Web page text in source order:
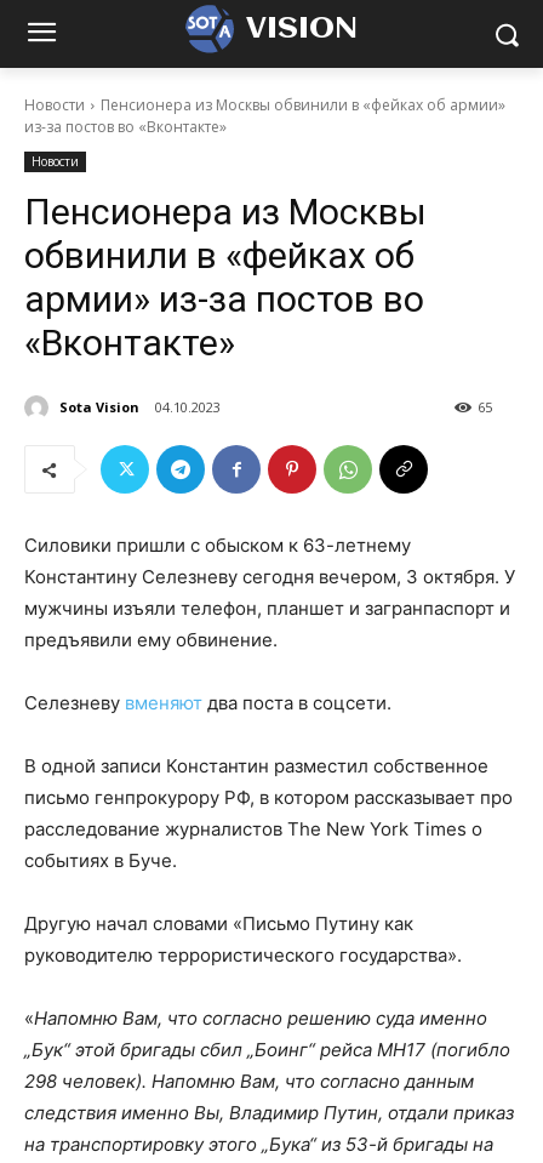
VISION
Новости
Пенсионера из Москвы обвинили в «фейках об армии»
из-за постов во «Вконтакте»
Новости
Пенсионера из Москвы
обвинили в «фейках об
армии» из-за постов во
«Вконтакте»
Sota Vision 04.10.2023 65
Силовики пришли с обыском к 63-летнему
Константину Селезневу сегодня вечером, 3 октября. У
мужчины изъяли телефон, планшет и загранпаспорт и
предъявили ему обвинение.
Селезневу вменяют два поста в соцсети.
В одной записи Константин разместил собственное
письмо генпрокурору РФ, в котором рассказывает про
расследование журналистов The New York Times о
событиях в Буче.
Другую начал словами «Письмо Путину как
руководителю террористического государства».
«Напомню Вам, что согласно решению суда именно
„Бук“ этой бригады сбил „Боинг“ рейса МН17 (погибло
298 человек). Напомню Вам, что согласно данным
следствия именно Вы, Владимир Путин, отдали приказ
на транспортировку этого „Бука“ из 53-й бригады на